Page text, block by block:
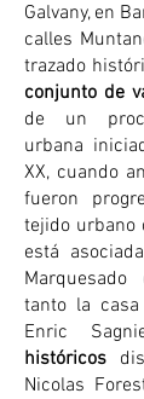
Galvany, en
calles
trazado
conjunto de
de un
urbana
XX, cuando
fueron
tejido urbano
está
tanto la
Enric
históricos
Nicolas